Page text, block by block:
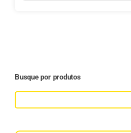
Busque por produtos